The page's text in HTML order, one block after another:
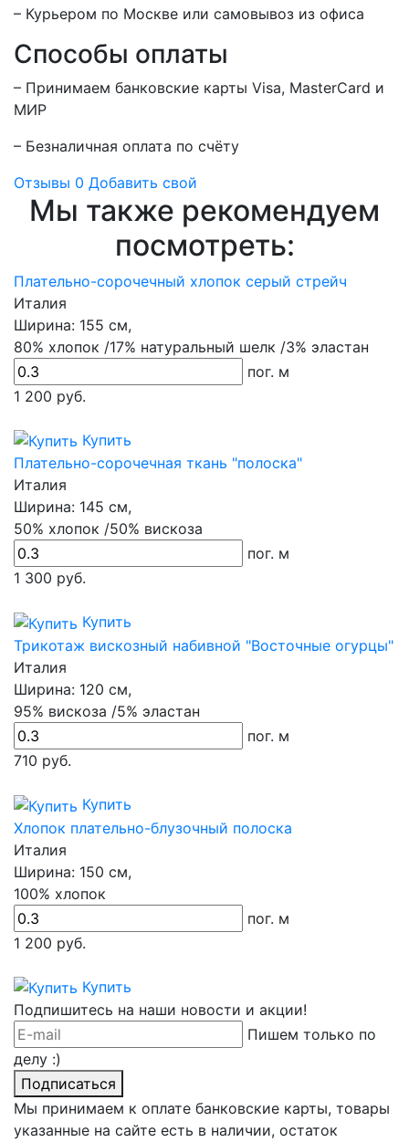
– Курьером по Москве или самовывоз из офиса
Способы оплаты
– Принимаем банковские карты Visa, MasterCard и
МИР
– Безналичная оплата по счёту
Отзывы0 Добавить свой
Мы также рекомендуем
посмотреть:
Плательно-сорочечный хлопок серый стрейч
Италия
Ширина: 155 см,
80% хлопок /17% натуральный шелк /3% эластан
пог. м
1 200руб.
Купить
Плательно-сорочечная ткань "полоска"
Италия
Ширина: 145 см,
50% хлопок /50% вискоза
пог. м
1 300руб.
Купить
Трикотаж вискозный набивной "Восточные огурцы"
Италия
Ширина: 120 см,
95% вискоза /5% эластан
пог. м
710руб.
Купить
Хлопок плательно-блузочный полоска
Италия
Ширина: 150 см,
100% хлопок
пог. м
1 200руб.
Купить
Подпишитесь на наши новости и акции!
Пишем только по
делу :)
Подписаться
Мы принимаем к оплате банковские карты, товары
указанные на сайте есть в наличии, остаток